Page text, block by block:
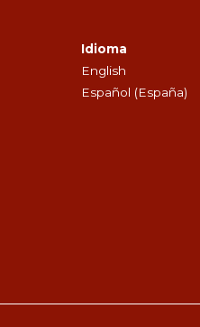
Idioma
English
Español (España)